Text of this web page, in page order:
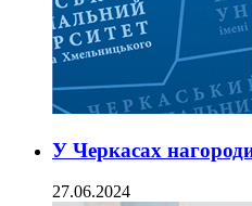
У Черкасах
27.06.2024